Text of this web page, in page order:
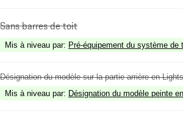
Sans barres de toit
Mis à niveau par: Pré-équipement du système de
Désignation du modèle sur la partie arrière en
Mis à niveau par: Désignation du modèle peinte